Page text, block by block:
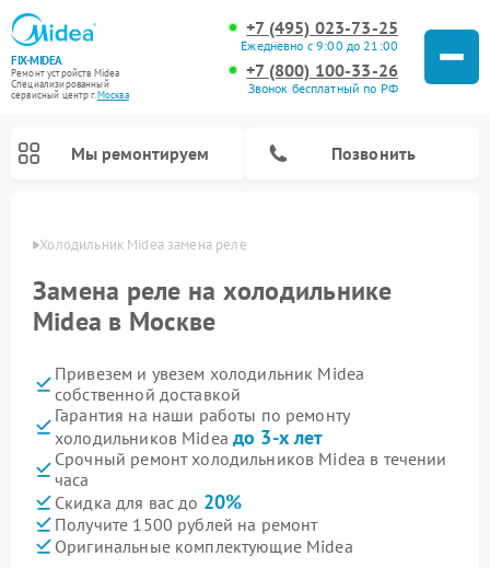
FIX-MIDEA
Ремонт устройств Midea
Специализированный
cервисный центр г.Москва
+7 (495) 023-73-25
Ежедневно с 9:00 до 21:00
+7 (800) 100-33-26
Звонок бесплатный по РФ
Мы ремонтируем Позвонить
Холодильник Midea замена реле
Замена реле на холодильнике
Midea в Москве
Привезем и увезем холодильник Midea
собственной доставкой
Гарантия на наши работы по ремонту
холодильников Mideaдо 3-х лет
Срочный ремонт холодильников Midea в течении
часа
Скидка для вас до 20%
Получите 1500 рублей на ремонт
Оригинальные комплектующие Midea